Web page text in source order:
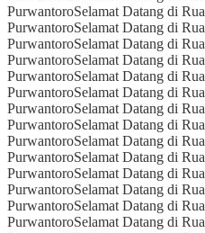
PurwantoroSelamat Datang di
PurwantoroSelamat Datang di
PurwantoroSelamat Datang di
PurwantoroSelamat Datang di
PurwantoroSelamat Datang di
PurwantoroSelamat Datang di
PurwantoroSelamat Datang di
PurwantoroSelamat Datang di
PurwantoroSelamat Datang di
PurwantoroSelamat Datang di
PurwantoroSelamat Datang di
PurwantoroSelamat Datang di
PurwantoroSelamat Datang di
PurwantoroSelamat Datang di